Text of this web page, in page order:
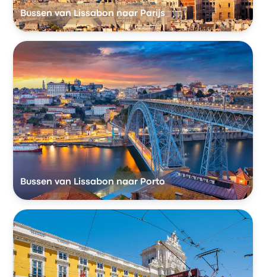
Bussen van Lissabon naar Parijs
Bussen van Lissabon naar Porto